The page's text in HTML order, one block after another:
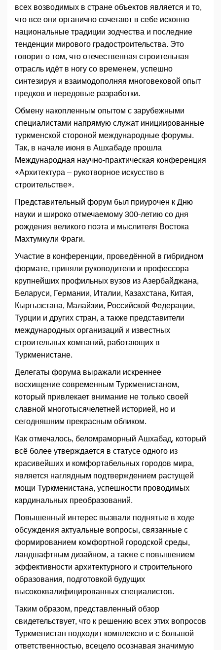
всех возводимых в стране объектов является и то,
что все они органично сочетают в себе исконно
национальные традиции зодчества и последние
тенденции мирового градостроительства. Это
говорит о том, что отечественная строительная
отрасль идёт в ногу со временем, успешно
синтезируя и взаимодополняя многовековой опыт
предков и передовые разработки.
Обмену накопленным опытом с зарубежными
специалистами напрямую служат инициированные
туркменской стороной международные форумы.
Так, в начале июня в Ашхабаде прошла
Международная научно-практическая конференция
«Архитектура – рукотворное искусство в
строительстве».
Представительный форум был приурочен к Дню
науки и широко отмечаемому 300-летию со дня
рождения великого поэта и мыслителя Востока
Махтумкули Фраги.
Участие в конференции, проведённой в гибридном
формате, приняли руководители и профессора
крупнейших профильных вузов из Азербайджана,
Беларуси, Германии, Италии, Казахстана, Китая,
Кыргызстана, Малайзии, Российской Федерации,
Турции и других стран, а также представители
международных организаций и известных
строительных компаний, работающих в
Туркменистане.
Делегаты форума выражали искреннее
восхищение современным Туркменистаном,
который привлекает внимание не только своей
славной многотысячелетней историей, но и
сегодняшним прекрасным обликом.
Как отмечалось, беломраморный Ашхабад, который
всё более утверждается в статусе одного из
красивейших и комфортабельных городов мира,
является наглядным подтверждением растущей
мощи Туркменистана, успешности проводимых
кардинальных преобразований.
Повышенный интерес вызвали поднятые в ходе
обсуждения актуальные вопросы, связанные с
формированием комфортной городской среды,
ландшафтным дизайном, а также с повышением
эффективности архитектурного и строительного
образования, подготовкой будущих
высококвалифицированных специалистов.
Таким образом, представленный обзор
свидетельствует, что к решению всех этих вопросов
Туркменистан подходит комплексно и с большой
ответственностью, всецело осознавая значимую